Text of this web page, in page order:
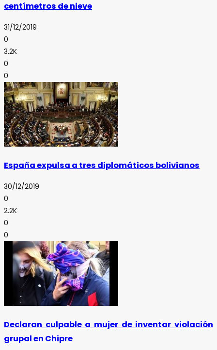
centímetros de nieve
31/12/2019
0
3.2K
0
0
España expulsa a tres diplomáticos bolivianos
30/12/2019
0
2.2K
0
0
Declaran culpable a mujer de inventar violación
grupal en Chipre